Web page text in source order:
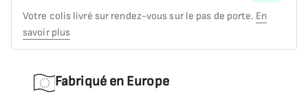
Votre colis livré sur rendez-vous sur le pas de porte. En
savoir plus
Fabriqué en Europe